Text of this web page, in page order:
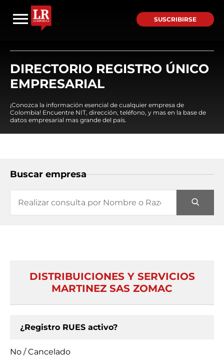
SUSCRIBIRSE
DIRECTORIO REGISTRO ÚNICO
EMPRESARIAL
¡Conozca la información esencial de cualquier empresa de
Colombia! Encuentre NIT, dirección, teléfono, y mas en la base de
datos empresarial mas grande del país.
Buscar empresa
DISTRIBUICIONES Y SERVICIOS
MARTINEZ SAS ZOMAC
¿Registro RUES activo?
No / Cancelado